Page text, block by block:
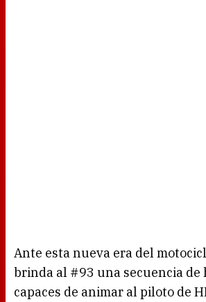
Ante esta nueva era del
brinda al #93 una secuencia de
capaces de animar al piloto de